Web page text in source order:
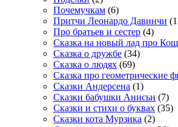
Почемучкам (6)
Притчи Леонардо Давинчи
Про братьев и сестер (4)
Сказка на новый лад про
Сказка о дружбе (34)
Сказка о людях (69)
Сказка про геометрические
Сказки Андерсена (1)
Сказки бабушки Анисьи (7)
Сказки и стихи о буквах (35)
Сказки кота Мурзика (2)